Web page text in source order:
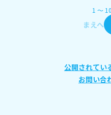
1 〜 10
まえへ
公開されてい
お問い合